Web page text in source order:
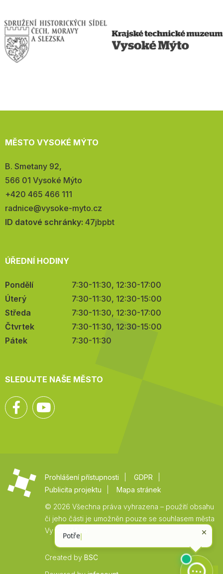
MĚSTO VYSOKÉ MÝTO
Adresa:
B. Smetany 92,
566 01 Vysoké Mýto
Telefon:
+420 465 466 111
E-
mail:
radnice@vysoke-myto.cz
ID datové schránky: 47jbpbt
ÚŘEDNÍ HODINY
Pondělí
7:30-11:30, 12:30-17:00
Úterý
7:30-11:30, 12:30-15:00
Středa
7:30-11:30, 12:30-17:00
Čtvrtek
7:30-11:30, 12:30-15:00
Pátek
7:30-11:30
SLEDUJTE NAŠE MĚSTO
Facebook
Prohlášení přístupnosti
GDPR
Publicita projektu
Mapa stránek
© 2026 Všechna práva vyhrazena – použití obsahu
či jeho části je umožněn pouze se souhlasem města
Vysoké Mýto.
Created by BSC
Zpět